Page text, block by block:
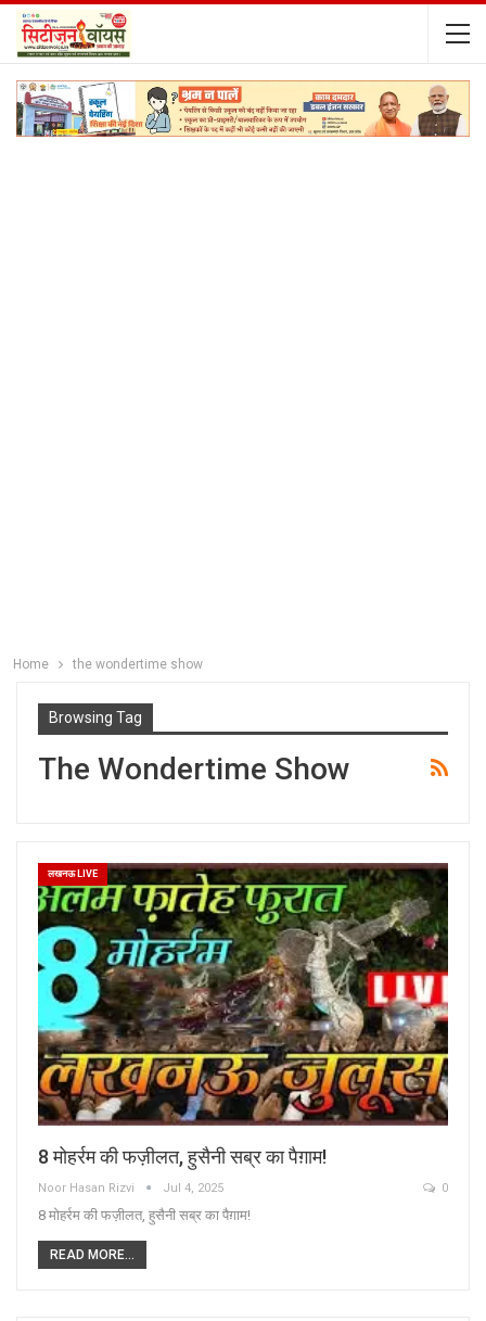
Home the wondertime show
Browsing Tag
The Wondertime Show
लखनऊ LIVE
8 मोहर्रम की फज़ीलत, हुसैनी सब्र का पैग़ाम!
Noor Hasan Rizvi Jul 4, 2025 0
8 मोहर्रम की फज़ीलत, हुसैनी सब्र का पैग़ाम!
READ MORE...